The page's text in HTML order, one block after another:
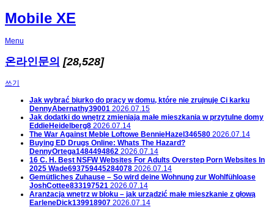
Mobile XE
Menu
온라인문의 [28,528]
쓰기
Jak wybrać biurko do pracy w domu, które nie zrujnuje Ci karku
DennyAbernathy39001 2026.07.15
Jak dodatki do wnętrz zmieniają małe mieszkania w przytulne domy
EddieHeidelberg8 2026.07.14
The War Against Meble Loftowe BennieHazel346580 2026.07.14
Buying ED Drugs Online: Whats The Hazard?
DennyOrtega1484494862 2026.07.14
16 C. H. Best NSFW Websites For Adults Overstep Porn Websites In
2025 Wade693759445284078 2026.07.14
Gemütliches Zuhause – So wird deine Wohnung zur Wohlfühloase
JoshCottee833197521 2026.07.14
Aranżacja wnętrz w bloku – jak urządzić małe mieszkanie z głową
EarleneDick139918907 2026.07.14